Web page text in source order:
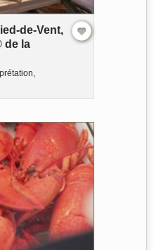
de-Vent,
de la